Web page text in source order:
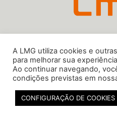
utilizar o material desde
A LMG utiliza cookies e
para melhorar sua
Ao continuar navegando,
condições previstas em
CONFIGURAÇÃO DE COOKIES